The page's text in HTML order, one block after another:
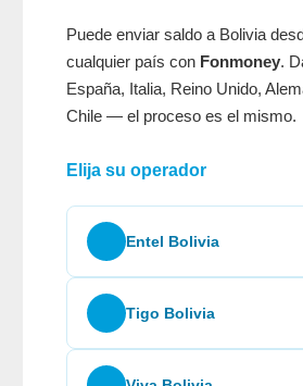
Puede enviar saldo a Bolivia
cualquier país con Fonmoney.
España, Italia, Reino Unido,
Chile — el proceso es el mismo.
Elija su operador
Entel Bolivia
Tigo Bolivia